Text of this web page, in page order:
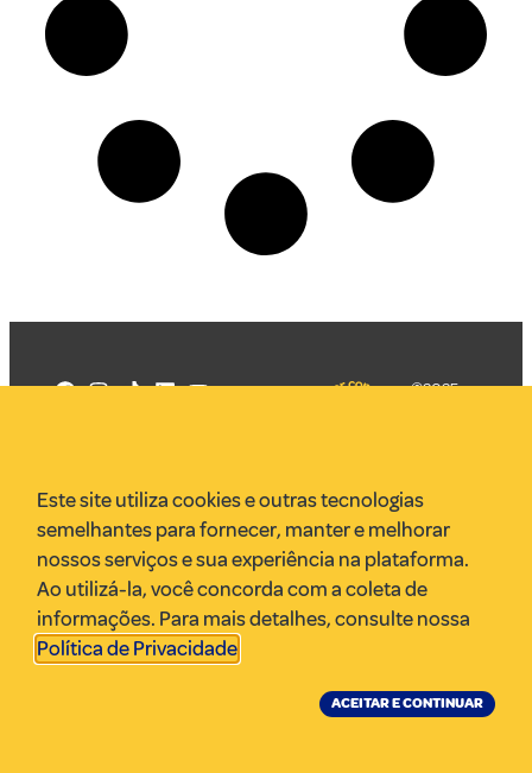
VR Assessoria
Parcerias
Envie uma pauta
Anuncie
©2025
Este site utiliza cookies e outras tecnologias
semelhantes para fornecer, manter e melhorar
nossos serviços e sua experiência na plataforma.
Ao utilizá-la, você concorda com a coleta de
informações. Para mais detalhes, consulte nossa
Política de Privacidade.
ACEITAR E CONTINUAR